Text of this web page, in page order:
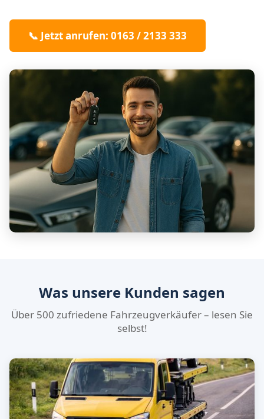
📞 Jetzt anrufen: 0163 / 2133 333
Was unsere Kunden sagen
Über 500 zufriedene Fahrzeugverkäufer – lesen Sie
selbst!